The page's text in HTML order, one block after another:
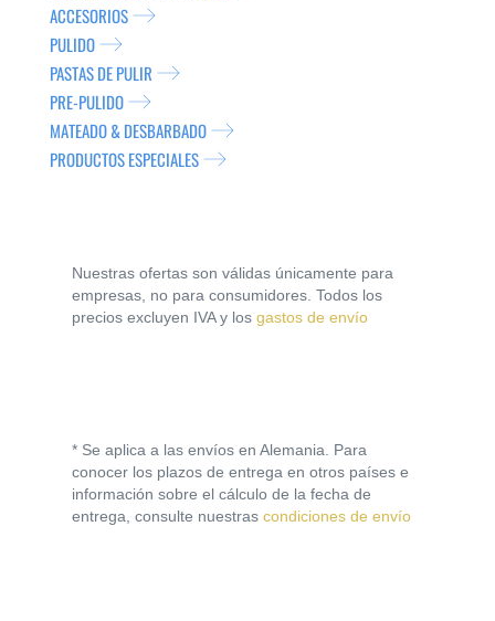
ACCESORIOS
PULIDO
PASTAS DE PULIR
PRE-PULIDO
MATEADO & DESBARBADO
PRODUCTOS ESPECIALES
Nuestras ofertas son válidas únicamente para
empresas, no para consumidores. Todos los
precios excluyen IVA y los gastos de envío
* Se aplica a las envíos en Alemania. Para
conocer los plazos de entrega en otros países e
información sobre el cálculo de la fecha de
entrega, consulte nuestras condiciones de envío